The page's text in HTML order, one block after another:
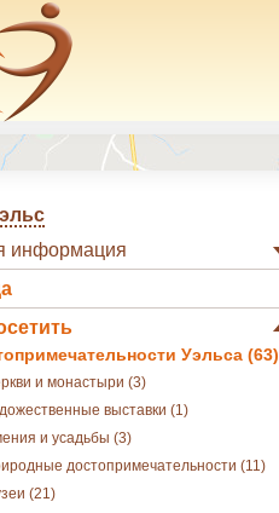
информация
Уэльса (63)
и монастыри (3)
выставки (1)
и усадьбы (3)
достопримечательности (11)
(21)